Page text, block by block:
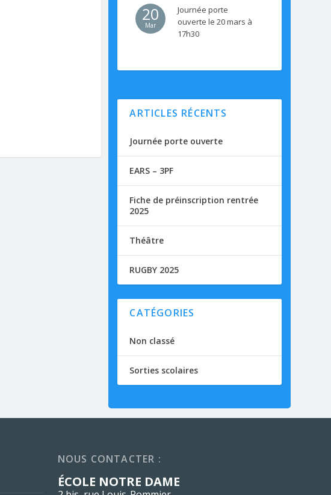
20
Mar
Journée porte
ouverte le 20 mars à
17h30
ARTICLES RÉCENTS
Journée porte ouverte
EARS – 3PF
Fiche de préinscription rentrée
2025
Théâtre
RUGBY 2025
CATÉGORIES
Non classé
Sorties scolaires
NOUS CONTACTER :
ÉCOLE NOTRE DAME